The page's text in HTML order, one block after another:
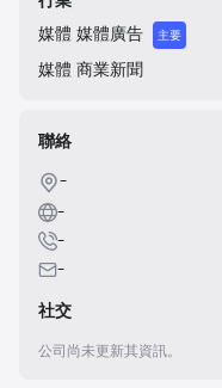
also maintains a
website and mobile app.
媒體 媒體廣告 主要
媒體 商業新聞
聯絡
-
-
-
-
社交
公司尚未更新其資訊。